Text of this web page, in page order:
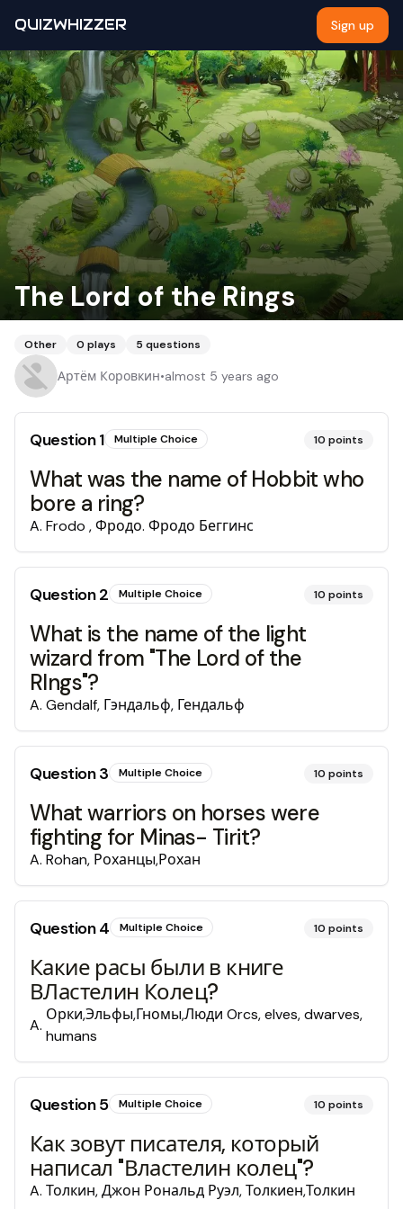
QUIZWHIZZER Sign up
The Lord of the Rings
Other 0 plays 5 questions
Артём Коровкин•almost 5 years ago
Question1 Multiple Choice 10 points
What was the name of Hobbit who
bore a ring?
A. Frodo , Фродо. Фродо Беггинс
Question2 Multiple Choice 10 points
What is the name of the light
wizard from "The Lord of the
RIngs"?
A. Gendalf, Гэндальф, Гендальф
Question3 Multiple Choice 10 points
What warriors on horses were
fighting for Minas- Tirit?
A. Rohan, Роханцы,Рохан
Question4 Multiple Choice 10 points
Какие расы были в книге
ВЛастелин Колец?
A.
Орки,Эльфы,Гномы,Люди Orcs, elves, dwarves,
humans
Question5 Multiple Choice 10 points
Как зовут писателя, который
написал "Властелин колец"?
A. Толкин, Джон Рональд Руэл, Толкиен,Толкин